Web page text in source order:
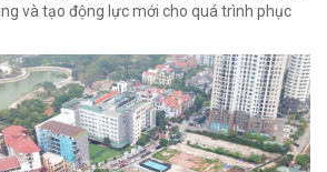
và tạo động lực mới cho quá trình phục